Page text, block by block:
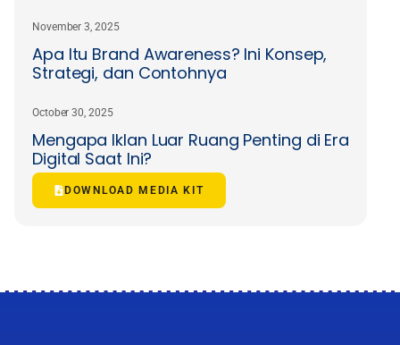
Apa Itu Brand Awareness? Ini Konsep,
Strategi, dan Contohnya
November 3, 2025
Mengapa Iklan Luar Ruang Penting di Era
Digital Saat Ini?
October 30, 2025
DOWNLOAD MEDIA KIT